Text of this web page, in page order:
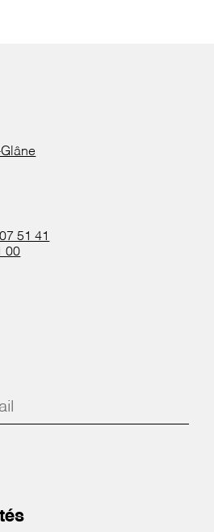
51 41
00